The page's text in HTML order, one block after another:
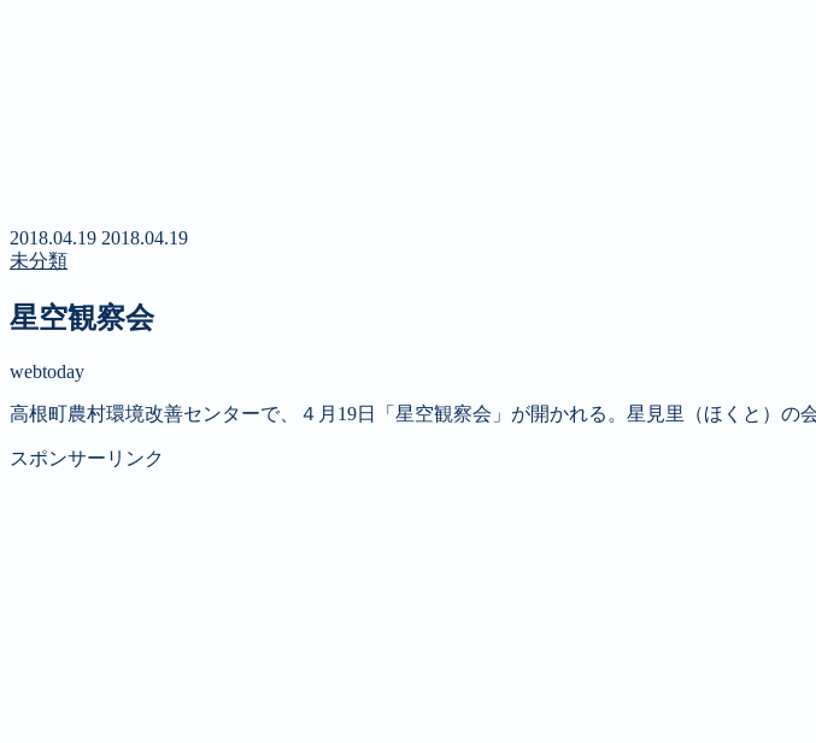
2018.04.19 2018.04.19
未分類
星空観察会
webtoday
高根町農村環境改善センターで、４月19日「星空観察会」が開かれる。星見里（ほくと）
スポンサーリンク